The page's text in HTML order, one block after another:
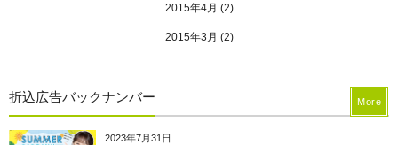
2015年4月 (2)
2015年3月 (2)
折込広告バックナンバー
2023年7月31日
More